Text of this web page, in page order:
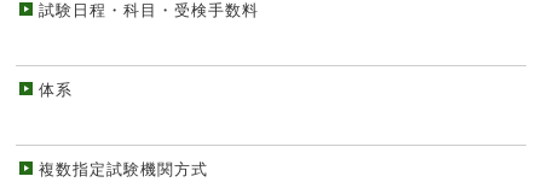
試験日程・科目・受検手数料
体系
複数指定試験機関方式